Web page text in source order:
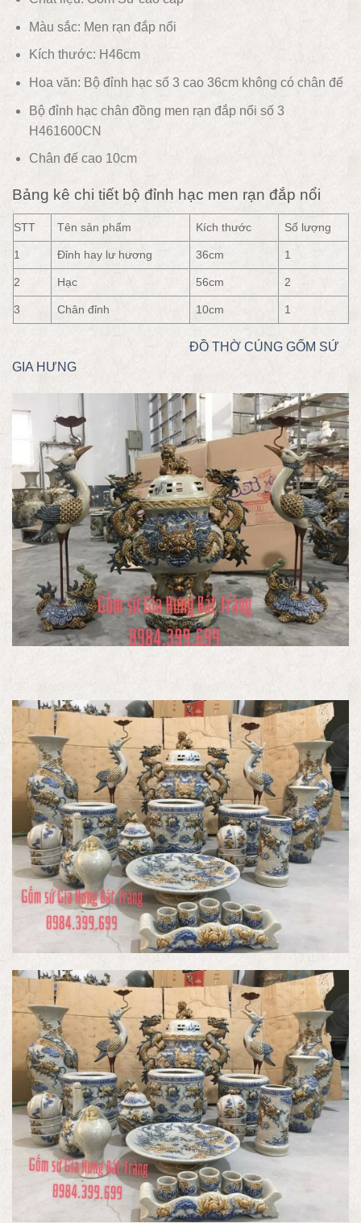
Màu sắc: Men rạn đắp nổi
Kích thước: H46cm
Hoa văn: Bộ đỉnh hạc số 3 cao 36cm không có chân đế
Bộ đỉnh hạc chân đồng men rạn đắp nổi số 3
H461600CN
Chân đế cao 10cm
Bảng kê chi tiết bộ đỉnh hạc men rạn đắp nổi
STT Tên sản phẩm Kích thước Số lượng
1 Đỉnh hay lư hương 36cm 1
2 Hạc 56cm 2
3 Chân đỉnh 10cm 1
ĐỒ THỜ CÚNG GỐM SỨ
GIA HƯNG